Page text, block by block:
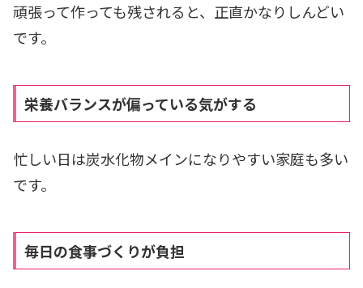
頑張って作っても残されると、正直かなりしんどい
です。
栄養バランスが偏っている気がする
忙しい日は炭水化物メインになりやすい家庭も多い
です。
毎日の食事づくりが負担